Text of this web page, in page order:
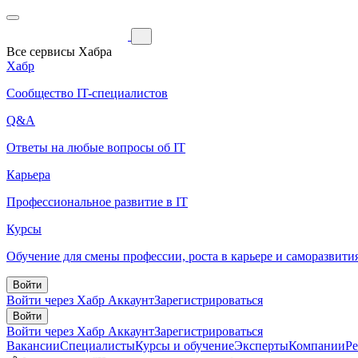
Все сервисы Хабра
Хабр
Сообщество IT-специалистов
Q&A
Ответы на любые вопросы об IT
Карьера
Профессиональное развитие в IT
Курсы
Обучение для смены профессии, роста в карьере и
Войти
Войти через Хабр АккаунтЗарегистрироваться
Войти
Войти через Хабр АккаунтЗарегистрироваться
ВакансииСпециалистыКурсы и обучениеЭкспертыКомпании